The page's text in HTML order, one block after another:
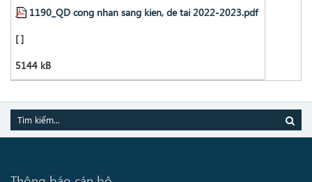
1190_QD cong nhan sang kien, de tai 2022-2023.pdf
[ ]
5144 kB